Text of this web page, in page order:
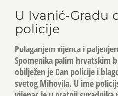
U Ivanić-Gradu
policije
Polaganjem vijenca i
Spomenika palim hrvatskim
obilježen je Dan policije i
svetog Mihovila. U ime